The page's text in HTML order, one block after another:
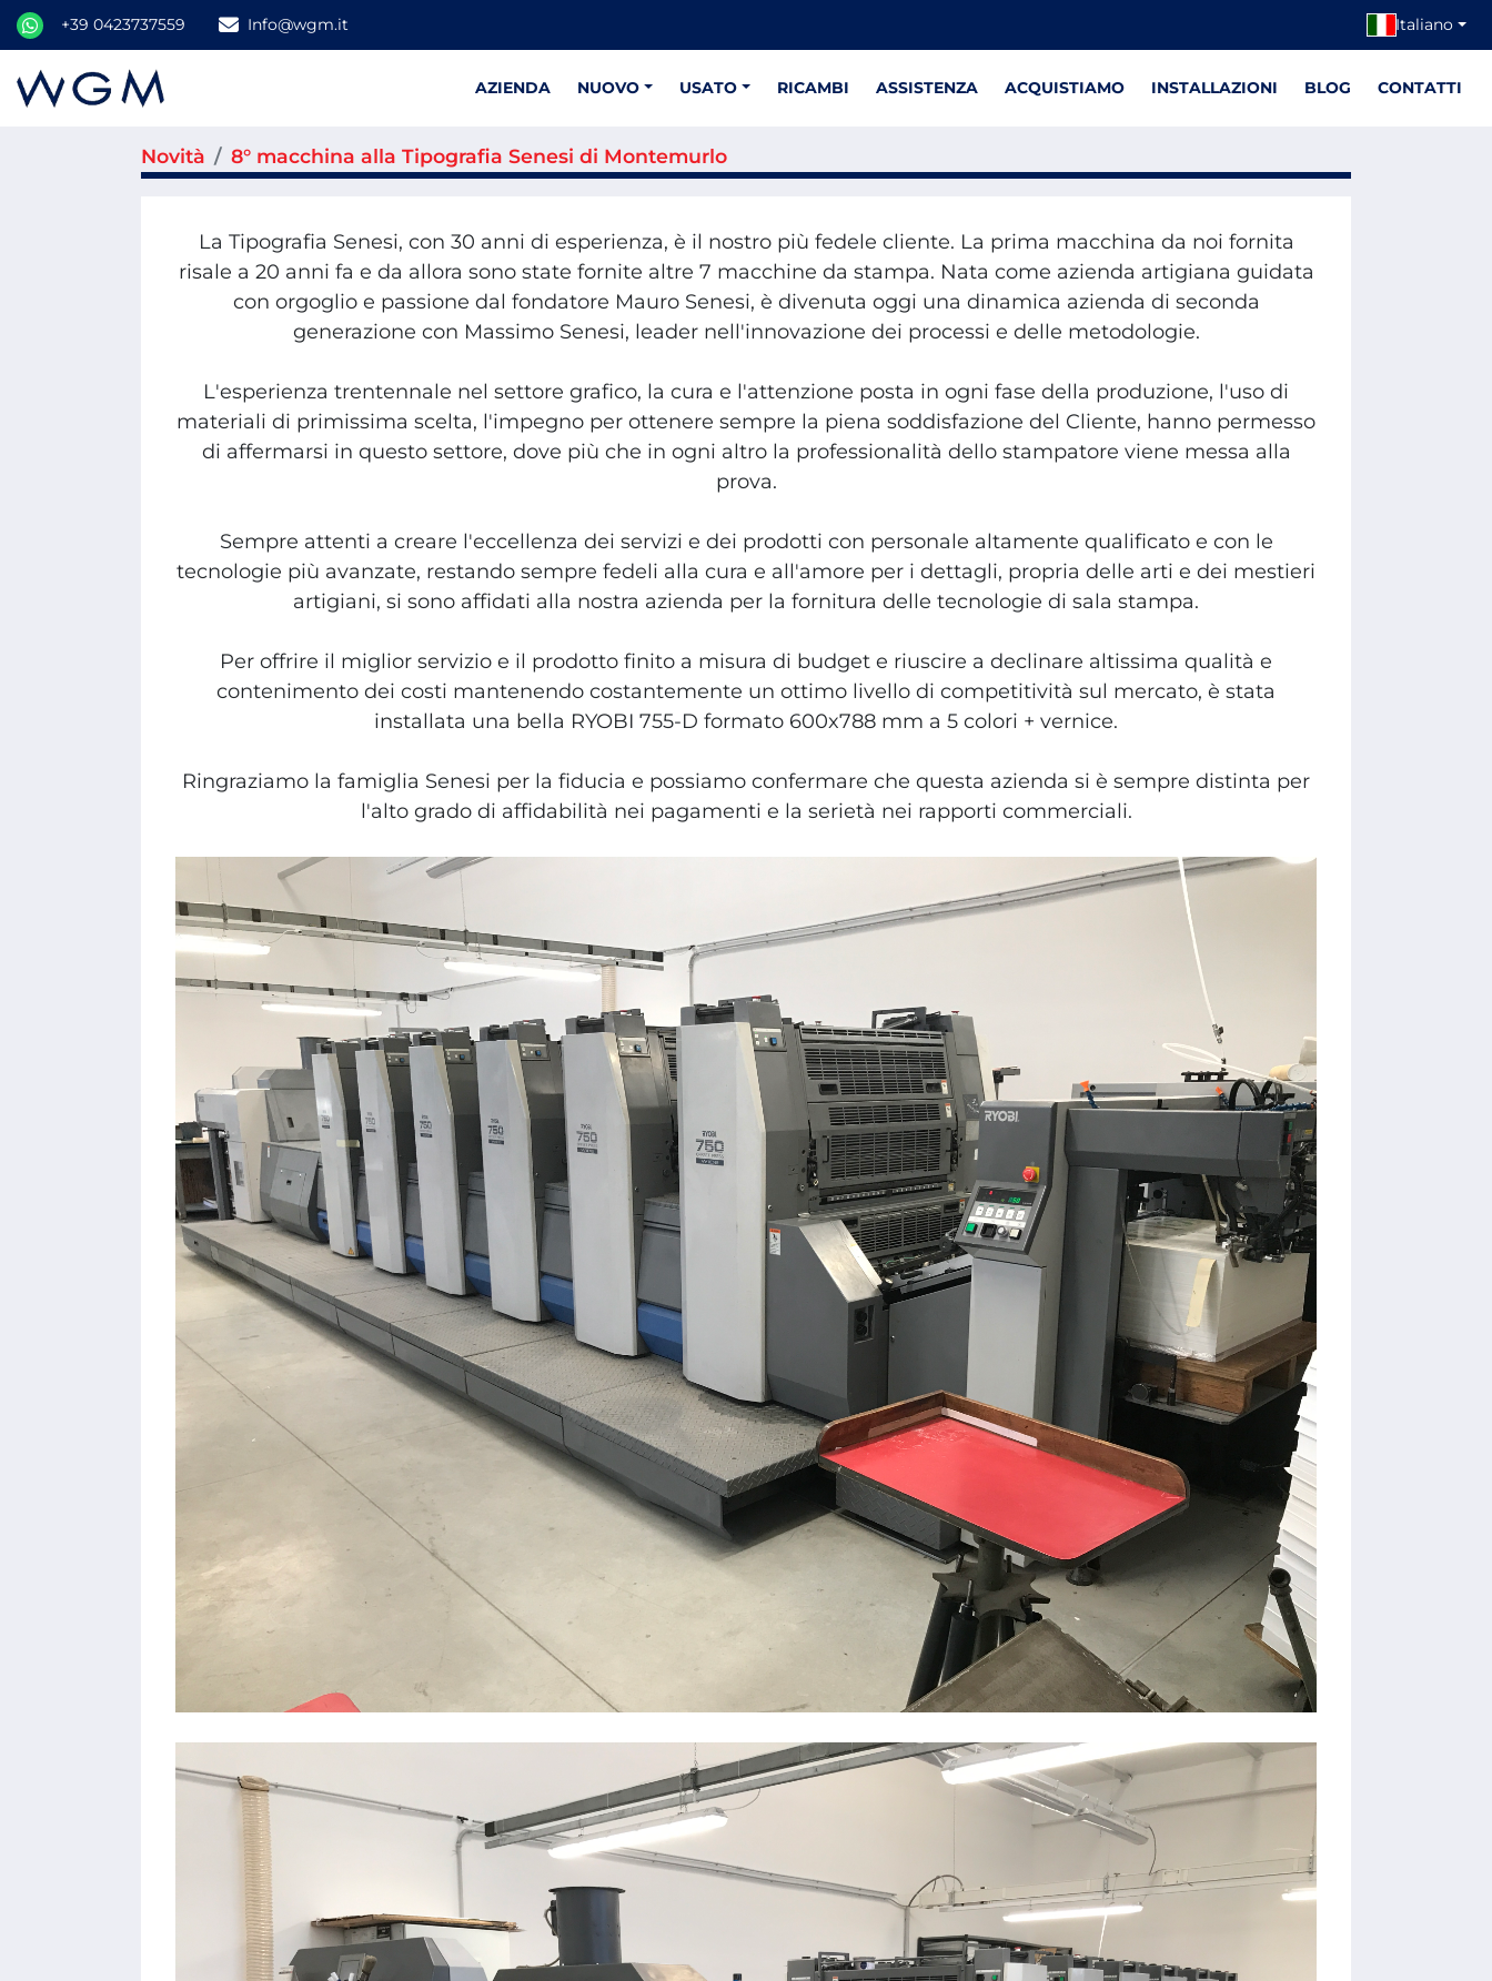
+39 0423737559 Info@wgm.it Italiano
USATO RICAMBI
AZIENDA ASSISTENZA ACQUISTIAMO INSTALLAZIONI BLOG CONTATTI
NUOVO
Novità 8° macchina alla Tipografia Senesi di Montemurlo
La Tipografia Senesi, con 30 anni di esperienza, è il nostro più fedele cliente. La prima macchina da noi fornita
risale a 20 anni fa e da allora sono state fornite altre 7 macchine da stampa. Nata come azienda artigiana guidata
con orgoglio e passione dal fondatore Mauro Senesi, è divenuta oggi una dinamica azienda di seconda
generazione con Massimo Senesi, leader nell'innovazione dei processi e delle metodologie.
L'esperienza trentennale nel settore grafico, la cura e l'attenzione posta in ogni fase della produzione, l'uso di
materiali di primissima scelta, l'impegno per ottenere sempre la piena soddisfazione del Cliente, hanno permesso
di affermarsi in questo settore, dove più che in ogni altro la professionalità dello stampatore viene messa alla
prova.
Sempre attenti a creare l'eccellenza dei servizi e dei prodotti con personale altamente qualificato e con le
tecnologie più avanzate, restando sempre fedeli alla cura e all'amore per i dettagli, propria delle arti e dei mestieri
artigiani, si sono affidati alla nostra azienda per la fornitura delle tecnologie di sala stampa.
Per offrire il miglior servizio e il prodotto finito a misura di budget e riuscire a declinare altissima qualità e
contenimento dei costi mantenendo costantemente un ottimo livello di competitività sul mercato, è stata
installata una bella RYOBI 755-D formato 600x788 mm a 5 colori + vernice.
Ringraziamo la famiglia Senesi per la fiducia e possiamo confermare che questa azienda si è sempre distinta per
l'alto grado di affidabilità nei pagamenti e la serietà nei rapporti commerciali.